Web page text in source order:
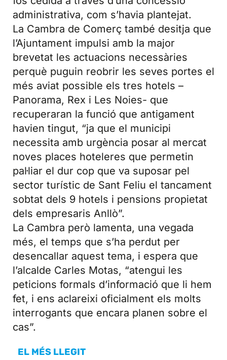
administrativa, com s’havia plantejat.
La Cambra de Comerç també desitja que
l’Ajuntament impulsi amb la major
brevetat les actuacions necessàries
perquè puguin reobrir les seves portes el
més aviat possible els tres hotels –
Panorama, Rex i Les Noies- que
recuperaran la funció que antigament
havien tingut, “ja que el municipi
necessita amb urgència posar al mercat
noves places hoteleres que permetin
pal·liar el dur cop que va suposar pel
sector turístic de Sant Feliu el tancament
sobtat dels 9 hotels i pensions propietat
dels empresaris Anllò”.
La Cambra però lamenta, una vegada
més, el temps que s’ha perdut per
desencallar aquest tema, i espera que
l’alcalde Carles Motas, “atengui les
peticions formals d’informació que li hem
fet, i ens aclareixi oficialment els molts
interrogants que encara planen sobre el
cas”.
EL MÉS LLEGIT